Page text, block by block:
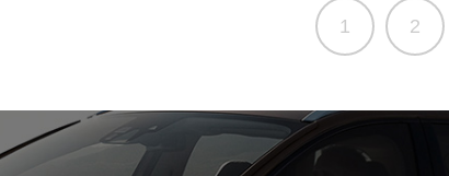
1 2